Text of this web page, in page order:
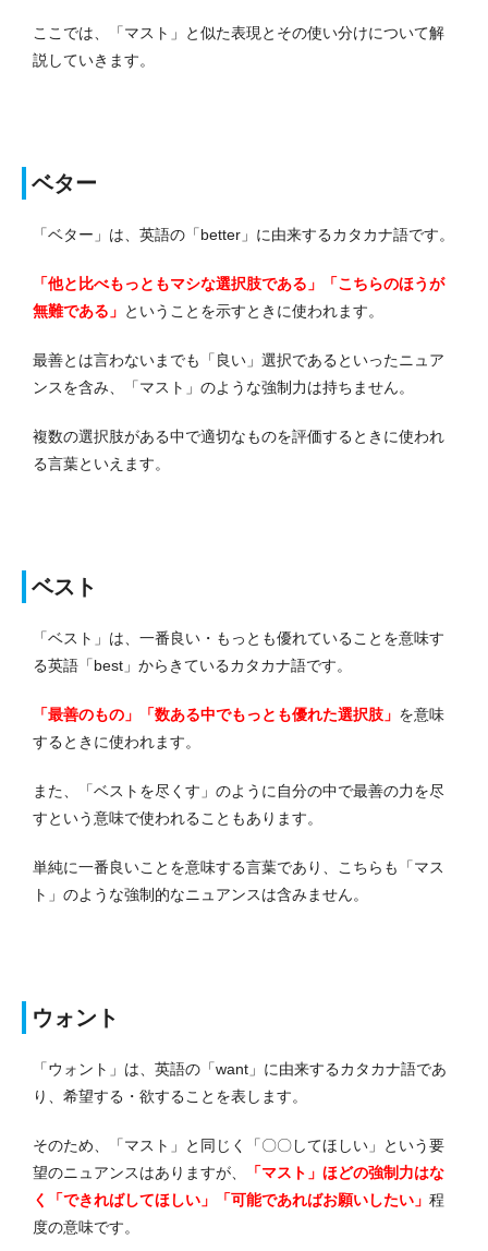
ここでは、「マスト」と似た表現とその使い分けについて解
説していきます。
ベター
「ベター」は、英語の「better」に由来するカタカナ語です。
「他と比べもっともマシな選択肢である」「こちらのほうが
無難である」 ということを示すときに使われます。
最善とは言わないまでも「良い」選択であるといったニュア
ンスを含み、「マスト」のような強制力は持ちません。
複数の選択肢がある中で適切なものを評価するときに使われ
る言葉といえます。
ベスト
「ベスト」は、一番良い・もっとも優れていることを意味す
る英語「best」からきているカタカナ語です。
「最善のもの」「数ある中でもっとも優れた選択肢」 を意味
するときに使われます。
また、「ベストを尽くす」のように自分の中で最善の力を尽
すという意味で使われることもあります。
単純に一番良いことを意味する言葉であり、こちらも「マス
ト」のような強制的なニュアンスは含みません。
ウォント
「ウォント」は、英語の「want」に由来するカタカナ語であ
り、希望する・欲することを表します。
そのため、「マスト」と同じく「〇〇してほしい」という要
望のニュアンスはありますが、
「マスト」ほどの強制力はな
く「できればしてほしい」「可能であればお願いしたい」 程
度の意味です。